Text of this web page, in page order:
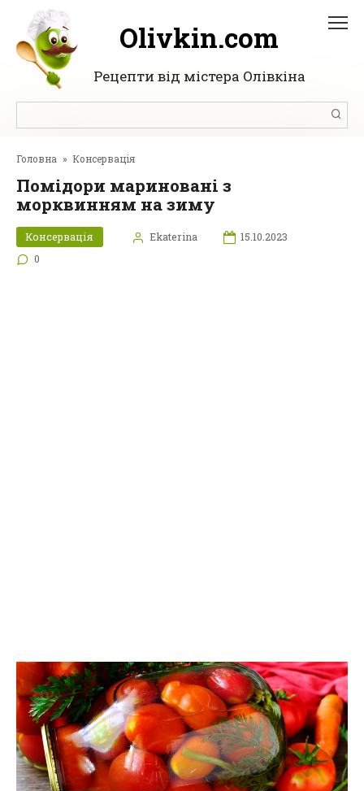
Перейти
вмісту
Olivkin.com
Рецепти від містера Олівкіна
Головна » Консервація
Помідори мариновані з
морквинням на зиму
Консервація Ekaterina
15.10.2023
0